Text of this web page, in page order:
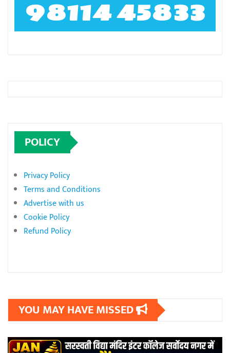
98114 45833
POLICY
Privacy Policy
Terms and Conditions
Advertise with us
Cookie Policy
Refund Policy
YOU MAY HAVE MISSED